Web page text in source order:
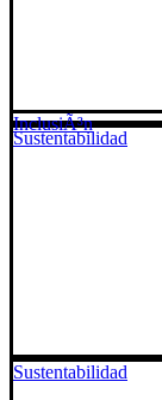
Sustentabilidad
Sustentabilidad
InclusiÃ³n